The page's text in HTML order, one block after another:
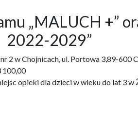
„MALUCH +”
2022-2029”
2 w Chojnicach, ul. Portowa 3,89-600
100,00
opieki dla dzieci w wieku do lat 3 w